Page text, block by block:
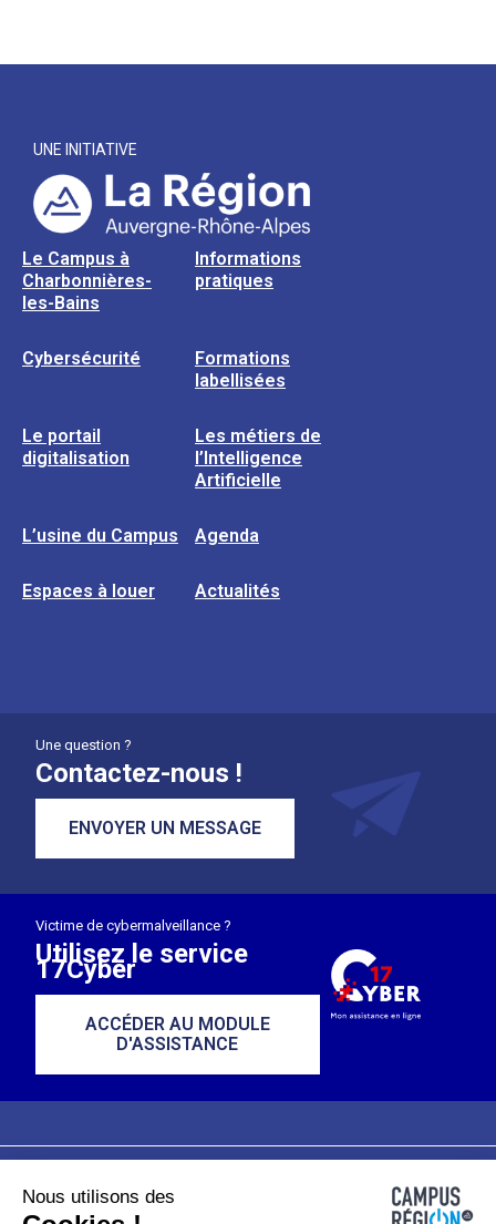
UNE INITIATIVE
Le Campus à
Charbonnières-
les-Bains
Informations
pratiques
Cybersécurité
Formations
labellisées
Le portail
digitalisation
Les métiers de
l’Intelligence
Artificielle
L’usine du Campus Agenda
Espaces à louer Actualités
Une question ?
Contactez-nous !
ENVOYER UN MESSAGE
Victime de cybermalveillance ?
Utilisez le service
17Cyber
ACCÉDER AU MODULE
D'ASSISTANCE
Plan du site
Nous utilisons des